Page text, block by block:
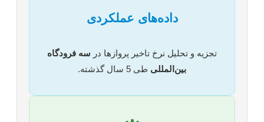
داده‌های عملکردی
تجزیه و تحلیل نرخ تاخیر پروازها در سه فرودگاه
بین‌المللی طی 5 سال گذشته.